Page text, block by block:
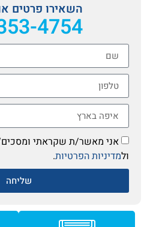
השאירו פרטים
4754
אני מאשר/ת שקראתי
ולמדיניות הפרטיות.
שליחה